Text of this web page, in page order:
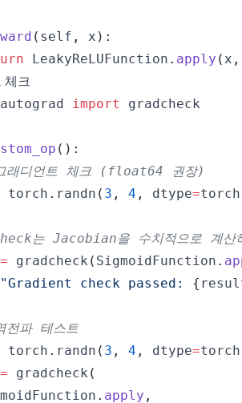
( self , x ) :
LeakyReLUFunction . apply ( x ,
체크
autograd import
( ) :
래디언트 체크 (float64 권장)
torch . randn ( 3 , 4 , dtype=torch
는 Jacobian을 수치적으로 계산
= gradcheck ( SigmoidFunction .
check passed: {
파 테스트
torch . randn ( 3 , 4 , dtype=torch
= gradcheck (
. apply ,